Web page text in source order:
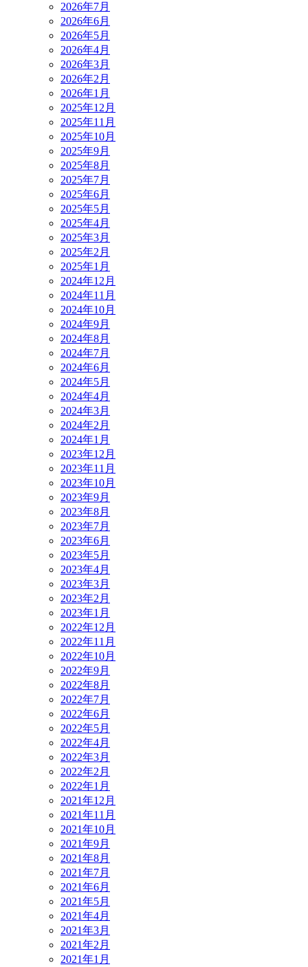
2026年7月
2026年6月
2026年5月
2026年4月
2026年3月
2026年2月
2026年1月
2025年12月
2025年11月
2025年10月
2025年9月
2025年8月
2025年7月
2025年6月
2025年5月
2025年4月
2025年3月
2025年2月
2025年1月
2024年12月
2024年11月
2024年10月
2024年9月
2024年8月
2024年7月
2024年6月
2024年5月
2024年4月
2024年3月
2024年2月
2024年1月
2023年12月
2023年11月
2023年10月
2023年9月
2023年8月
2023年7月
2023年6月
2023年5月
2023年4月
2023年3月
2023年2月
2023年1月
2022年12月
2022年11月
2022年10月
2022年9月
2022年8月
2022年7月
2022年6月
2022年5月
2022年4月
2022年3月
2022年2月
2022年1月
2021年12月
2021年11月
2021年10月
2021年9月
2021年8月
2021年7月
2021年6月
2021年5月
2021年4月
2021年3月
2021年2月
2021年1月